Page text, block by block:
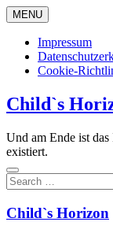
Skip
to
content
MENU
Impressum
Cookie-
Child`s
Und am Ende ist
existiert.
Child`s Horizon